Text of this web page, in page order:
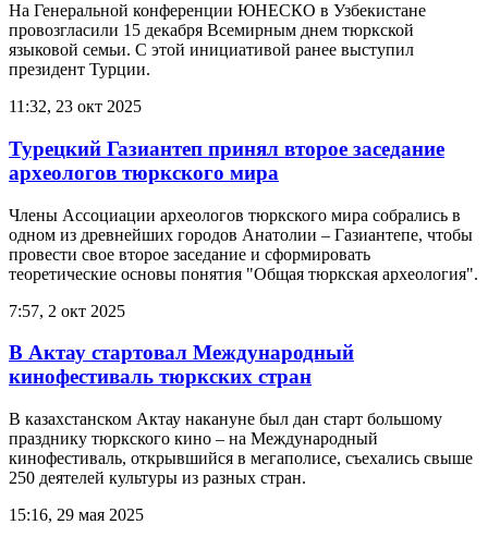
На Генеральной конференции ЮНЕСКО в Узбекистане
провозгласили 15 декабря Всемирным днем тюркской
языковой семьи. С этой инициативой ранее выступил
президент Турции.
11:32, 23 окт 2025
Турецкий Газиантеп принял второе заседание
археологов тюркского мира
Члены Ассоциации археологов тюркского мира собрались в
одном из древнейших городов Анатолии – Газиантепе, чтобы
провести свое второе заседание и сформировать
теоретические основы понятия "Общая тюркская археология".
7:57, 2 окт 2025
В Актау стартовал Международный
кинофестиваль тюркских стран
В казахстанском Актау накануне был дан старт большому
празднику тюркского кино – на Международный
кинофестиваль, открывшийся в мегаполисе, съехались свыше
250 деятелей культуры из разных стран.
15:16, 29 мая 2025